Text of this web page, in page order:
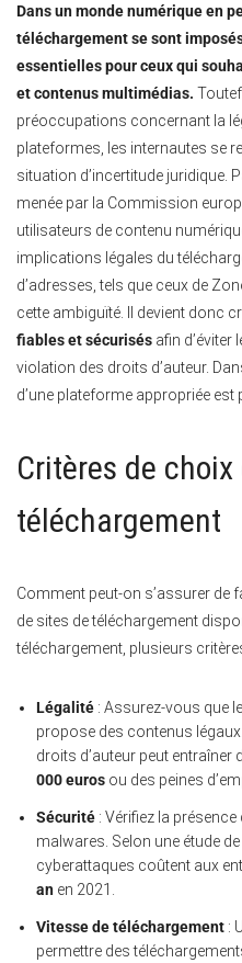
Dans un monde numérique en
téléchargement se sont
essentiellespour ceux qui
et contenus multimédias.
préoccupations concernant la
plateformes, les internautes se
situation d’incertitude juridique.
menée par la Commission
utilisateurs de contenu
implications légales du
d’adresses, tels que ceux de
cette ambiguïté. Il devient donc
fiables et sécurisés afin d’éviter
violation des droits d’auteur.
d’une plateforme appropriée
Critères de choix
téléchargement
Comment peut-on s’assurer de
de sites de téléchargement
téléchargement, plusieurs
Légalité : Assurez-vous que
propose des contenus
droits d’auteur peut entraîner
000 euros ou des peines
Sécurité : Vérifiez la
malwares. Selon une étude
cyberattaques coûtent aux
an en 2021.
Vitesse de téléchargement :
permettre des